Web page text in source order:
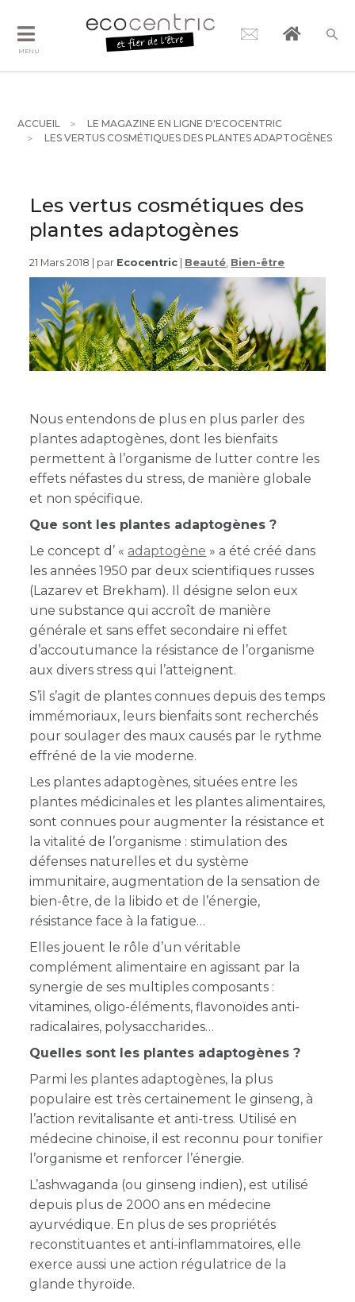
MENU
ACCUEIL
LE MAGAZINE EN LIGNE D'ECOCENTRIC
LES VERTUS COSMÉTIQUES DES PLANTES ADAPTOGÈNES
Les vertus cosmétiques des
plantes adaptogènes
21 Mars 2018 | par Ecocentric Beauté Bien-être
Nous entendons de plus en plus parler des
plantes adaptogènes, dont les bienfaits
permettent à l’organisme de lutter contre les
effets néfastes du stress, de manière globale
et non spécifique.
Que sont les plantes adaptogènes ?
Le concept d’ « adaptogène » a été créé dans
les années 1950 par deux scientifiques russes
(Lazarev et Brekham). Il désigne selon eux
une substance qui accroît de manière
générale et sans effet secondaire ni effet
d’accoutumance la résistance de l’organisme
aux divers stress qui l’atteignent.
S’il s’agit de plantes connues depuis des temps
immémoriaux, leurs bienfaits sont recherchés
pour soulager des maux causés par le rythme
effréné de la vie moderne.
Les plantes adaptogènes, situées entre les
plantes médicinales et les plantes alimentaires,
sont connues pour augmenter la résistance et
la vitalité de l’organisme : stimulation des
défenses naturelles et du système
immunitaire, augmentation de la sensation de
bien-être, de la libido et de l’énergie,
résistance face à la fatigue
Elles jouent le rôle d’un véritable
complément alimentaire en agissant par la
synergie de ses multiples composants :
vitamines, oligo-éléments, flavonoïdes anti-
radicalaires, polysaccharides
Quelles sont les plantes adaptogènes ?
Parmi les plantes adaptogènes, la plus
populaire est très certainement le ginseng, à
l’action revitalisante et anti-tress. Utilisé en
médecine chinoise, il est reconnu pour tonifier
l’organisme et renforcer l’énergie.
L’ashwaganda (ou ginseng indien), est utilisé
depuis plus de 2000 ans en médecine
ayurvédique. En plus de ses propriétés
reconstituantes et anti-inflammatoires, elle
exerce aussi une action régulatrice de la
glande thyroïde.